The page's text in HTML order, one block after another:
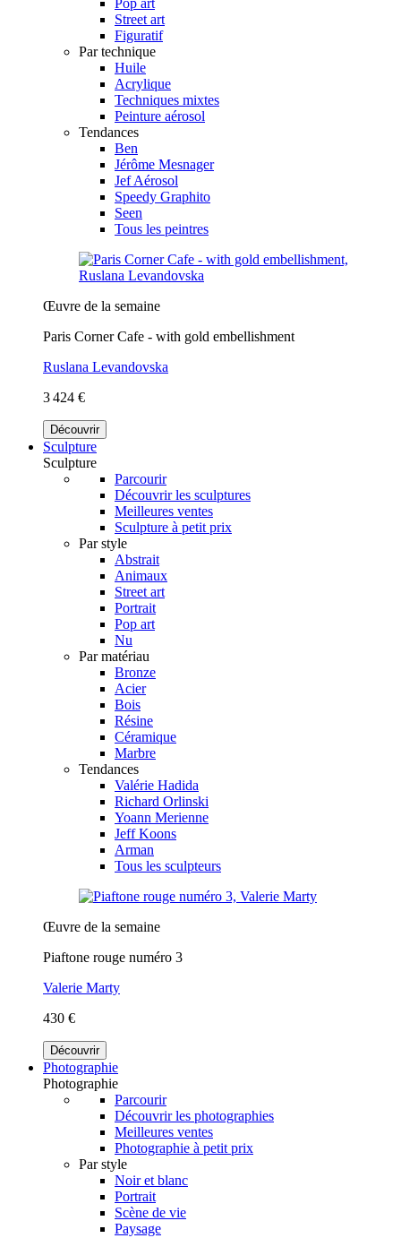
Street art
Figuratif
Par technique
Huile
Acrylique
Techniques mixtes
Peinture aérosol
Tendances
Ben
Jérôme Mesnager
Jef Aérosol
Speedy Graphito
Seen
Tous les peintres
Œuvre de la semaine
Paris Corner Cafe - with gold embellishment
Ruslana Levandovska
3 424 €
Découvrir
Sculpture
Sculpture
Parcourir
Découvrir les sculptures
Meilleures ventes
Sculpture à petit prix
Par style
Abstrait
Animaux
Street art
Portrait
Pop art
Nu
Par matériau
Bronze
Acier
Bois
Résine
Céramique
Marbre
Tendances
Valérie Hadida
Richard Orlinski
Yoann Merienne
Jeff Koons
Arman
Tous les sculpteurs
Œuvre de la semaine
Piaftone rouge numéro 3
Valerie Marty
430 €
Découvrir
Photographie
Photographie
Parcourir
Découvrir les photographies
Meilleures ventes
Photographie à petit prix
Par style
Noir et blanc
Portrait
Scène de vie
Paysage